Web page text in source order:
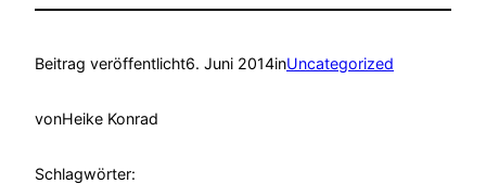
Beitrag veröffentlicht6. Juni 2014inUncategorized
vonHeike Konrad
Schlagwörter: